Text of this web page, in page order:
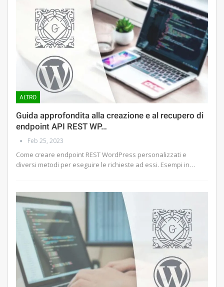
ALTRO
Guida approfondita alla creazione e al recupero di
endpoint API REST WP…
Feb 25, 2023
Come creare endpoint REST WordPress personalizzati e
diversi metodi per eseguire le richieste ad essi. Esempi in…